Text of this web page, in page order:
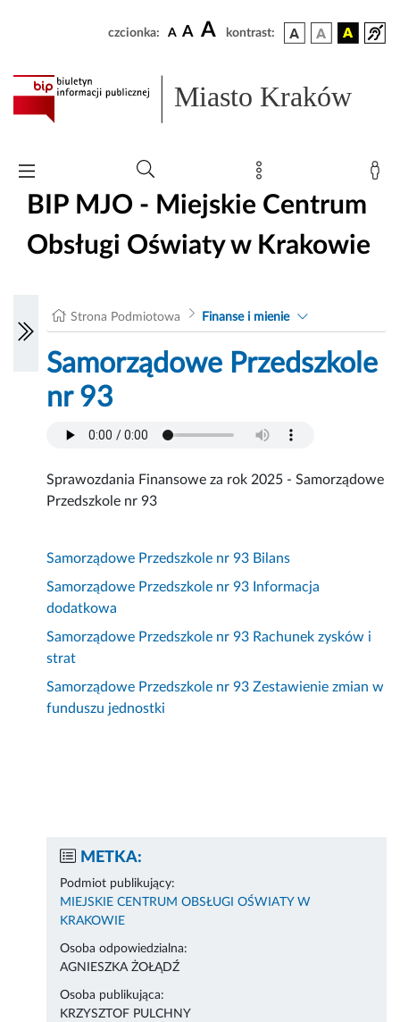
czcionka: A A A kontrast:
Miasto Kraków
BIP MJO - Miejskie Centrum
Obsługi Oświaty w Krakowie
Strona Podmiotowa Finanse i mienie
Samorządowe Przedszkole
nr 93
Sprawozdania Finansowe za rok 2025 - Samorządowe
Przedszkole nr 93
Samorządowe Przedszkole nr 93 Bilans
Samorządowe Przedszkole nr 93 Informacja
dodatkowa
Samorządowe Przedszkole nr 93 Rachunek zysków i
strat
Samorządowe Przedszkole nr 93 Zestawienie zmian w
funduszu jednostki
METKA:
Podmiot publikujący:
MIEJSKIE CENTRUM OBSŁUGI OŚWIATY W
KRAKOWIE
Osoba odpowiedzialna:
AGNIESZKA ŻOŁĄDŹ
Osoba publikująca:
KRZYSZTOF PULCHNY